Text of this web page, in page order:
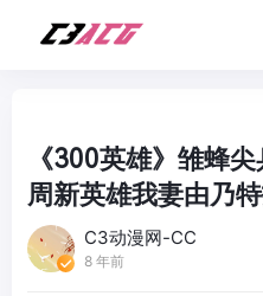
《300英雄》雏蜂
周新英雄我妻由乃特
C3动漫网-CC
8 年前